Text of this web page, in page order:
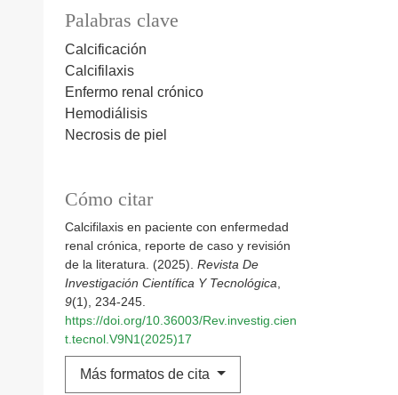
Palabras clave
Calcificación
Calcifilaxis
Enfermo renal crónico
Hemodiálisis
Necrosis de piel
Cómo citar
Calcifilaxis en paciente con enfermedad
renal crónica, reporte de caso y revisión
de la literatura. (2025). Revista De
Investigación Científica Y Tecnológica
9(1), 234-245.
https://doi.org/10.36003/Rev.investig.cien
t.tecnol.V9N1(2025)17
Más formatos de cita